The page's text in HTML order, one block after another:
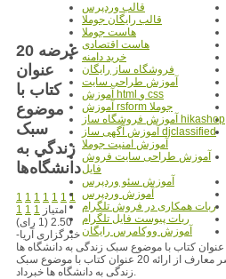
قالب وردپرس
قالب رایگان جوملا
هاست جوملا
هاست اقتصادی
خرید دامنه
فروشگاه ساز رایگان
آموزش طراحی سایت
آموزش html و css
آموزش rsform جوملا
آموزش فروشگاه ساز hikashop
آموزش آگهی ساز djclassified
آموزش امنیت جوملا
آموزش طراحی سایت فروش
فایل
آموزش سئو وردپرس
آموزش وردپرس
ربات همکاری در فروش تلگرام
ربات پیوست فایل تلگرام
آموزش ووکامرس رایگان
عرضه 20
عنوان
کتاب با
موضوع
سبک
زندگي به
دانشگاه‌ها
1 1 1 1 1 1 1
1 1 1 امتیاز
2.50 (1 رای)
خبرگزاری آریا-
مدیرعامل نشر معارف از ارائه 20 عنوان کتاب با موضوع سبک زندگی به دانشگاه ها
خبرداد. خبرگزاری آریا-مدیرعامل نشر معارف از ارائه 20 عنوان کتاب با موضوع سبک
زندگی به دانشگاه ها خبرداد.